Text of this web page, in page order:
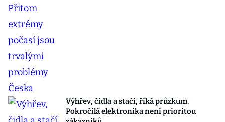
Výhřev, čidla a stačí, říká průzkum.
Pokročilá elektronika není prioritou